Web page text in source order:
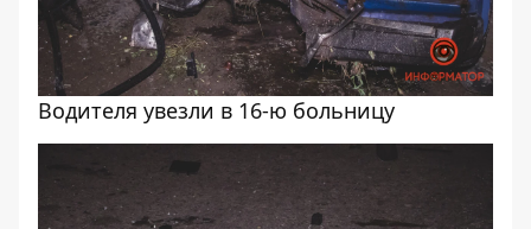
Водителя увезли в 16-ю больницу